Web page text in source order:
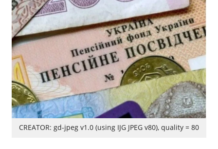
CREATOR: gd-jpeg v1.0 (using IJG JPEG v80), quality = 80